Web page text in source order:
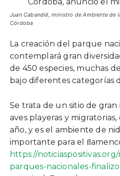
Juan Cabandié, ministro de Ambiente de
Córdoba
La creación del parque
contemplará gran
de 450 especies, muchas
bajo diferentes categorías
Se trata de un sitio de
aves playeras y
año, y es el ambiente de
importante para el
https://
parques-nacionales-